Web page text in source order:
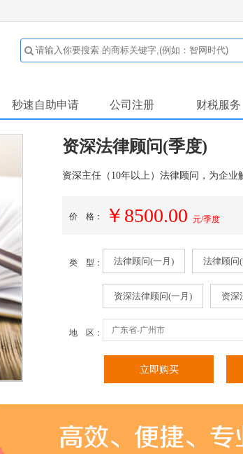
秒速自助申请 公司注册 财税服务
资深法律顾问(季度)
资深主任（10年以上）法律顾问，为企业
价 格： ￥8500.00 元/季度
类 型： 法律顾问(一月) 法律顾问
资深法律顾问(一月) 资深
地 区： 广东省-广州市